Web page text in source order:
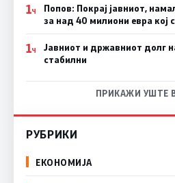
1Ч
Попов: Покрај јавниот,
за над 40 милиони евра кој
1Ч
Јавниот и државниот долг
стабилни
ПРИКАЖИ УШТЕ
РУБРИКИ
ЕКОНОМИЈА